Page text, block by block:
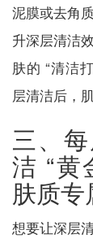
泥膜或去角
升深层清洁
肤的 “清洁
层清洁后，
三、
洁 “黄
肤质专
想要让深层